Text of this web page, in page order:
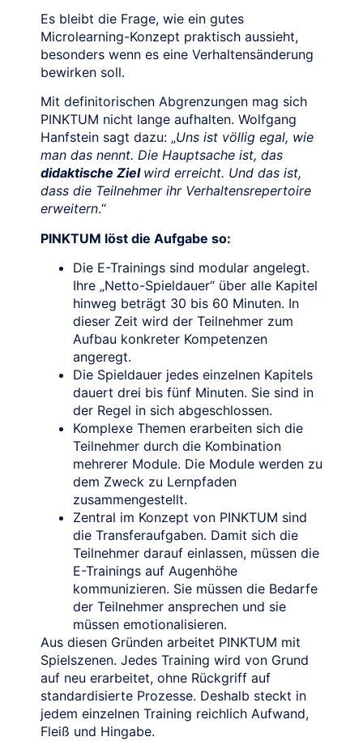
Es bleibt die Frage, wie ein gutes
Microlearning-Konzept praktisch aussieht,
besonders wenn es eine Verhaltensänderung
bewirken soll.
Mit definitorischen Abgrenzungen mag sich
PINKTUM nicht lange aufhalten. Wolfgang
Hanfstein sagt dazu: „Uns ist völlig egal, wie
man das nennt. Die Hauptsache ist, das
didaktische Ziel wird erreicht. Und das ist,
dass die Teilnehmer ihr Verhaltensrepertoire
erweitern.“
PINKTUM löst die Aufgabe so:
Die E-Trainings sind modular angelegt.
Ihre „Netto-Spieldauer“ über alle Kapitel
hinweg beträgt 30 bis 60 Minuten. In
dieser Zeit wird der Teilnehmer zum
Aufbau konkreter Kompetenzen
angeregt.
Die Spieldauer jedes einzelnen Kapitels
dauert drei bis fünf Minuten. Sie sind in
der Regel in sich abgeschlossen.
Komplexe Themen erarbeiten sich die
Teilnehmer durch die Kombination
mehrerer Module. Die Module werden zu
dem Zweck zu Lernpfaden
zusammengestellt.
Zentral im Konzept von PINKTUM sind
die Transferaufgaben. Damit sich die
Teilnehmer darauf einlassen, müssen die
E-Trainings auf Augenhöhe
kommunizieren. Sie müssen die Bedarfe
der Teilnehmer ansprechen und sie
müssen emotionalisieren.
Aus diesen Gründen arbeitet PINKTUM mit
Spielszenen. Jedes Training wird von Grund
auf neu erarbeitet, ohne Rückgriff auf
standardisierte Prozesse. Deshalb steckt in
jedem einzelnen Training reichlich Aufwand,
Fleiß und Hingabe.